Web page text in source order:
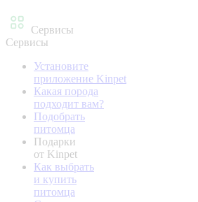
Сервисы
Сервисы
Установите
приложение Kinpet
Какая порода
подходит вам?
Подобрать
питомца
Подарки
от Kinpet
Как выбрать
и купить
питомца